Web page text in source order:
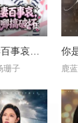
全集
反派夫妻百事哀，今天在哪搞破坏
珊子
你
鹿